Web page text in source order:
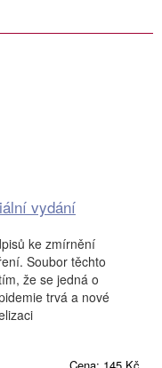
vydání
ke zmírnění
Soubor těchto
že se jedná o
trvá a nové